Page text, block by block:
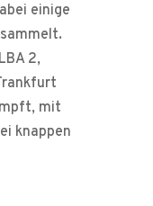
einige
2,
mit
knappen